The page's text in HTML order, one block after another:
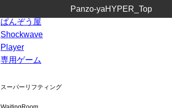
ぱんぞう屋
Shockwave
Player
専用ゲーム
スーパーリフティング
Panzo-yaHYPER_Top